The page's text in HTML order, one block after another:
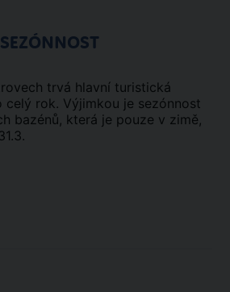
SEZÓNNOST
trvá hlavní turistická
celý rok. Výjimkou je sezónnost
bazénů, která je pouze v zimě,